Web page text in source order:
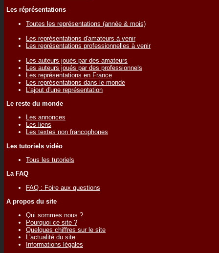
Les réprésentations
Toutes les représentations (année & mois)
Les représentations d'amateurs à venir
Les représentations professionnelles à venir
Les auteurs joués par des amateurs
Les auteurs joués par des professionnels
Les représentations en France
Les représentations dans le monde
L'ajout d'une représentation
Le reste du monde
Les annonces
Les liens
Les textes non francophones
Les tutoriels vidéo
Tous les tutoriels
La FAQ
FAQ : Foire aux questions
A propos du site
Qui sommes nous ?
Pourquoi ce site ?
Quelques chiffres sur le site
L'actualité du site
Informations légales